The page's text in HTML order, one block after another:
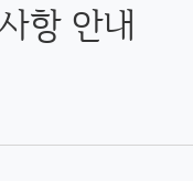
항 안내